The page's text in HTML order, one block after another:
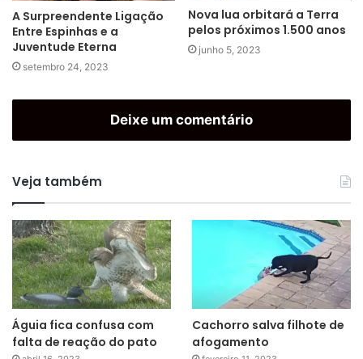
A Surpreendente Ligação
Entre Espinhas e a
Juventude Eterna
setembro 24, 2023
Nova lua orbitará a Terra
pelos próximos 1.500 anos
junho 5, 2023
Deixe um comentário
Veja também
Águia fica confusa com
falta de reação do pato
Cachorro salva filhote de
afogamento